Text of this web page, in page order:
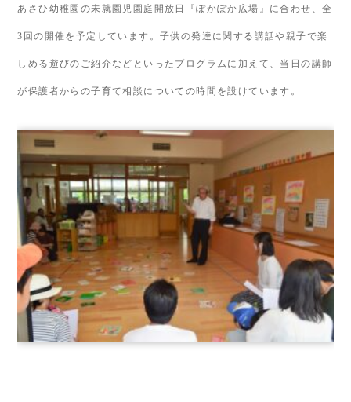
あさひ幼稚園の未就園児園庭開放日『ぽかぽか広場』に合わせ、全
3 回の開催を予定しています。子供の発達に関する講話や親子で楽
しめる遊びのご紹介などといったプログラムに加えて、当日の講師
が保護者からの子育て相談についての時間を設けています。